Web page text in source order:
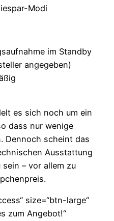
Modi
im Standby
angegeben)
es sich noch um ein
dass nur wenige
Dennoch scheint das
Ausstattung
– vor allem zu
size=“btn-large“
zum Angebot!“